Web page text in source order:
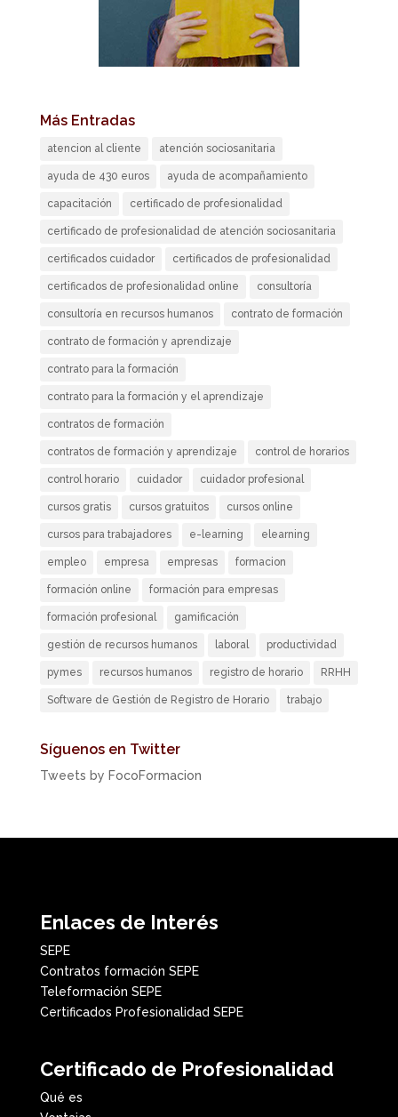
Más Entradas
atencion al cliente atención sociosanitaria
ayuda de 430 euros ayuda de acompañamiento
capacitación certificado de profesionalidad
certificado de profesionalidad de atención sociosanitaria
certificados cuidador certificados de profesionalidad
certificados de profesionalidad online consultoría
consultoría en recursos humanos contrato de formación
contrato de formación y aprendizaje
contrato para la formación
contrato para la formación y el aprendizaje
contratos de formación
contratos de formación y aprendizaje control de horarios
control horario cuidador cuidador profesional
cursos gratis cursos gratuitos cursos online
cursos para trabajadores e-learning elearning
empleo empresa empresas formacion
formación online formación para empresas
formación profesional gamificación
gestión de recursos humanos laboral productividad
pymes recursos humanos registro de horario RRHH
Software de Gestión de Registro de Horario trabajo
Síguenos en Twitter
Tweets by FocoFormacion
Enlaces de Interés
SEPE
Contratos formación SEPE
Teleformación SEPE
Certificados Profesionalidad SEPE
Certificado de Profesionalidad
Qué es